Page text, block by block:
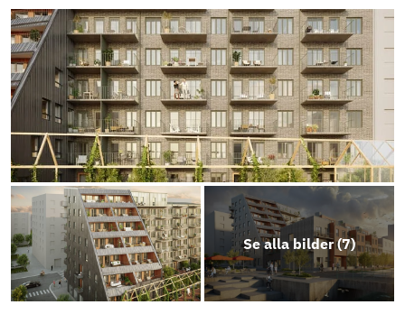
Planlösning, lgh 22
Energideklaration
Stadgar
Årsredovisning
Erbjudande LF Bank
Se alla bilder (7)